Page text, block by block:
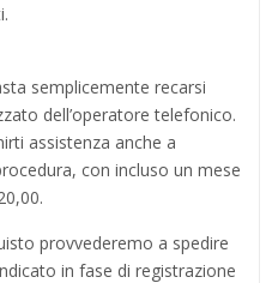
semplicemente recarsi
dell’operatore telefonico.
assistenza anche a
con incluso un mese
provvederemo a spedire
in fase di registrazione